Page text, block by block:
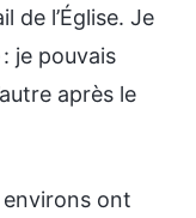
de l’Église. Je
je pouvais
après le
environs ont